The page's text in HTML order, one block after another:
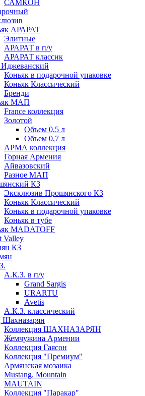
САМКОН
АРАРАТ
Элитные
АРАРАТ в п/у
АРАРАТ классик
Коньяк в подарочной упаковке
Коньяк Классический
Бренди
МАП
France коллекция
Золотой
Объем 0,5 л
Объем 0,7 л
АРМА коллекция
Горная Армения
Айвазовский
Разное МАП
КЗ
Эксклюзив Прошянского КЗ
Коньяк Классический
Коньяк в подарочной упаковке
Коньяк в тубе
MADATOFF
Valley
КЗ
А.К.З. в п/у
Grand Sargis
URARTU
Avetis
А.К.З. классический
Коллекция ШАХНАЗАРЯН
Жемчужина Армении
Коллекция Гаясон
Коллекция "Премиум"
Армянская мозаика
Mustang. Mountain
MAUTAIN
Коллекция "Паракар"